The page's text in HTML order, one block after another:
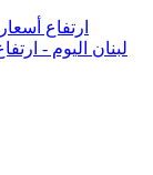
ارتفاع